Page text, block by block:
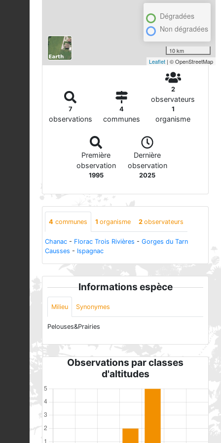
Dégradées
Non dégradées
10 km
Leaflet | © OpenStreetMap
7
observations
4
communes
2
observateurs
1
organisme
Première
observation
1995
Dernière
observation
2025
4 communes 1 organisme 2 observateurs
Chanac - Florac Trois Rivières - Gorges du Tarn
Causses - Ispagnac
Informations espèce
Milieu Synonymes
Pelouses&Prairies
Observations par classes
d'altitudes